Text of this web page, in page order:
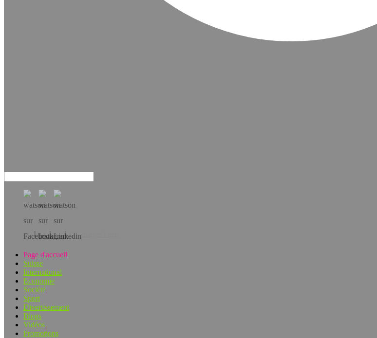
Téléchargez l’app!
Page d'accueil
Suisse
International
Economie
Société
Sport
Divertissement
Blogs
Vidéos
Promotions